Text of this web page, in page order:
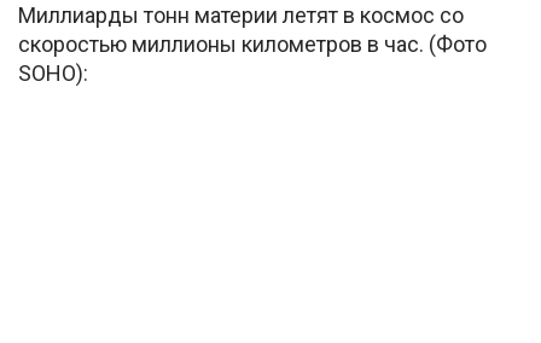
Миллиарды тонн материи летят в космос со
скоростью миллионы километров в час. (Фото
SOHO):